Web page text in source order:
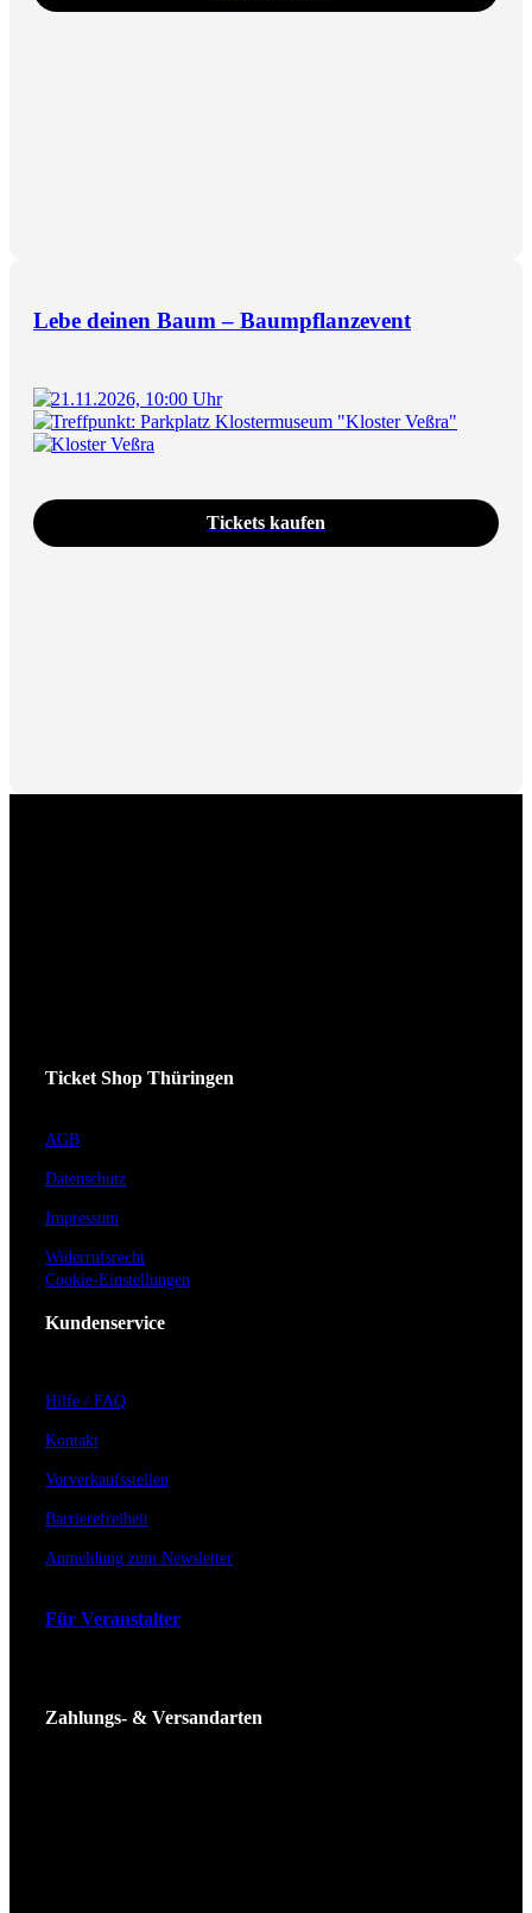
Lebe deinen Baum – Baumpflanzevent
21.11.2026, 10:00 Uhr
Treffpunkt: Parkplatz Klostermuseum "Kloster Veßra"
Kloster Veßra
Tickets kaufen
Ticket Shop Thüringen
AGB
Datenschutz
Impressum
Widerrufsrecht
Cookie-Einstellungen
Kundenservice
Hilfe / FAQ
Kontakt
Vorverkaufsstellen
Barrierefreiheit
Anmeldung zum Newsletter
Für Veranstalter
Zahlungs- & Versandarten